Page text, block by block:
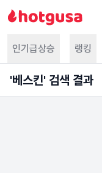
인기급상승 랭킹
'베스킨' 검색 결과